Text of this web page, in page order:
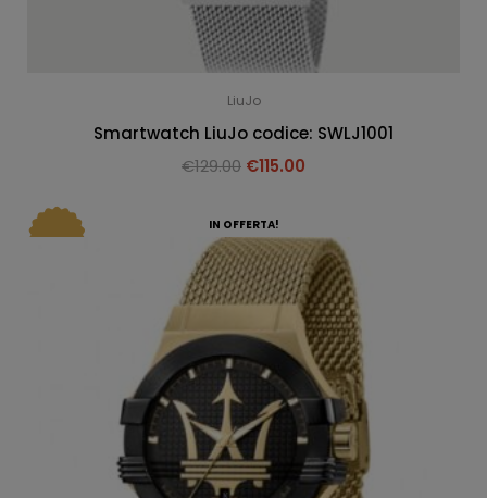
LiuJo
Smartwatch LiuJo codice: SWLJ1001
€129.00 €115.00
IN OFFERTA!